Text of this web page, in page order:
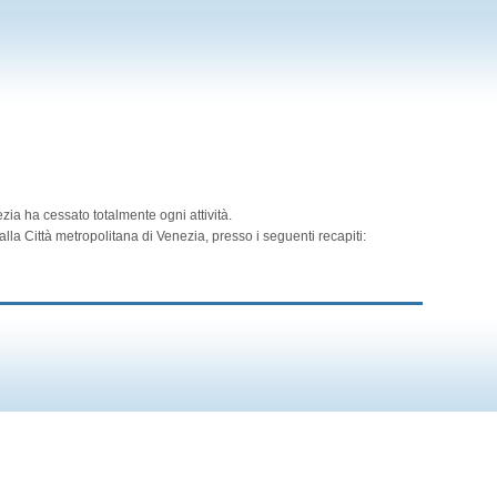
ha cessato totalmente ogni attività.
Città metropolitana di Venezia, presso i seguenti recapiti: